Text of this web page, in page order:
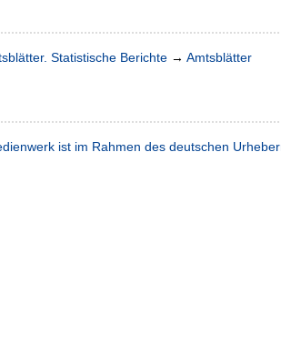
Statistische Berichte → Amtsblätter
ist im Rahmen des deutschen